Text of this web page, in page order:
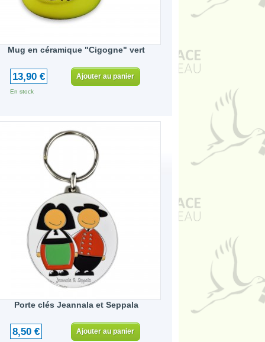
Mug en céramique "Cigogne" vert
13,90 €
En stock
Ajouter au panier
Porte clés Jeannala et Seppala
8,50 € Ajouter au panier